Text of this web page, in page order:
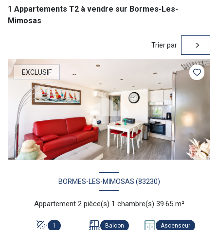
1 Appartements T2 à vendre sur Bormes-Les-
Mimosas
Trier par
EXCLUSIF
BORMES-LES-MIMOSAS (83230)
Appartement 2 pièce(s) 1 chambre(s) 39.65 m²
1 Balcon Ascenseur